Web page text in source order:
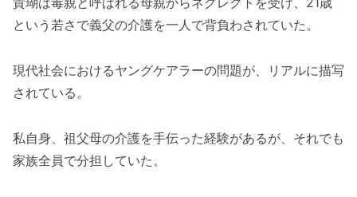
という若さで義父の介護を一人で背負わされていた。
現代社会におけるヤングケアラーの問題が、リアルに描写
されている。
私自身、祖父母の介護を手伝った経験があるが、それでも
家族全員で分担していた。